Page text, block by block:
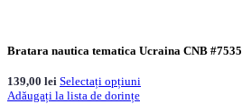
Bratara nautica tematica Ucraina CNB #7535
139,00 lei Selectați opțiuni
Adăugați la lista de dorințe